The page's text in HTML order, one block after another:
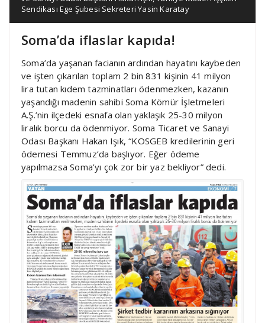
Sendikası Ege Şubesi Sekreteri Yasin Karatay
Soma’da iflaslar kapıda!
Soma’da yaşanan facianın ardından hayatını kaybeden
ve işten çıkarılan toplam 2 bin 831 kişinin 41 milyon
lira tutan kıdem tazminatları ödenmezken, kazanın
yaşandığı madenin sahibi Soma Kömür İşletmeleri
A.Ş.’nin ilçedeki esnafa olan yaklaşık 25-30 milyon
liralık borcu da ödenmiyor. Soma Ticaret ve Sanayi
Odası Başkanı Hakan Işık, “KOSGEB kredilerinin geri
ödemesi Temmuz’da başlıyor. Eğer ödeme
yapılmazsa Soma’yı çok zor bir yaz bekliyor” dedi.